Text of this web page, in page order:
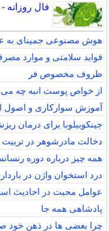
فال روزانه -
هوش مصنوعی جمینای به
فواید سلامتی و موارد
ظروف مخصوص فر
از خواص پوست انبه چه می
آموزش سوارکاری و
جینکوبیلوبا برای درمان
دخالت مادرشوهر در تربیت
همه چیز درباره دوره
درد استخوان واژن در
عوامل محبت در احادیث
پادشاهی همه جا
چرا بعضی ها در ذهن خود